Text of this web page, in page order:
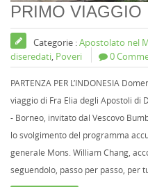
PRIMO VIAGGIO
Categorie :Apostolato nel
diseredati, Poveri 0
PARTENZA PER L’INDONESIA
viaggio di Fra Elia degli Apostoli di
- Borneo, invitato dal Vescovo
lo svolgimento del programma
generale Mons. William Chang,
seguendolo, passo per passo, per